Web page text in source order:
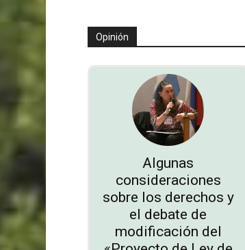
Opinión
Algunas
consideraciones
sobre los derechos y
el debate de
modificación del